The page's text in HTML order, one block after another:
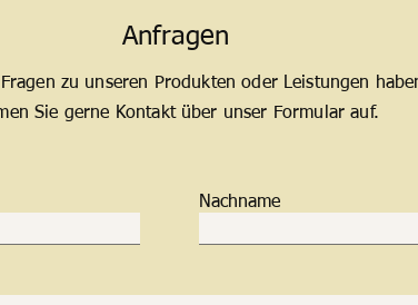
Anfragen
zu unseren Produkten oder Leistungen
Sie gerne Kontakt über unser Formular auf.
Nachname